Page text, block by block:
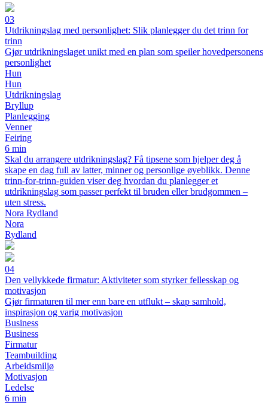
03
Utdrikningslag med personlighet: Slik planlegger du det trinn for
trinn
Gjør utdrikningslaget unikt med en plan som speiler hovedpersonens
personlighet
Hun
Hun
Utdrikningslag
Bryllup
Planlegging
Venner
Feiring
6 min
Skal du arrangere utdrikningslag? Få tipsene som hjelper deg å
skape en dag full av latter, minner og personlige øyeblikk. Denne
trinn-for-trinn-guiden viser deg hvordan du planlegger et
utdrikningslag som passer perfekt til bruden eller brudgommen –
uten stress.
Nora Rydland
Nora
Rydland
04
Den vellykkede firmatur: Aktiviteter som styrker fellesskap og
motivasjon
Gjør firmaturen til mer enn bare en utflukt – skap samhold,
inspirasjon og varig motivasjon
Business
Business
Firmatur
Teambuilding
Arbeidsmiljø
Motivasjon
Ledelse
6 min